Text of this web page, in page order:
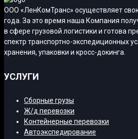
ООО «ЛенКомТранс» осуществляет
года. За это время наша Компания
в сфере грузовой логистики и готова
спектр транспортно-экспедиционных
хранения, упаковки и кросс-докинга.
УСЛУГИ
Сборные грузы
Ж/д перевозки
Контейнерные перевозки
Автоэкспедирование